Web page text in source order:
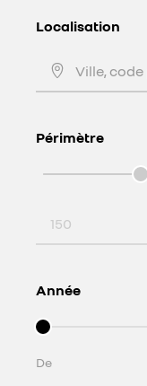
Localisation
Périmètre
Année
De